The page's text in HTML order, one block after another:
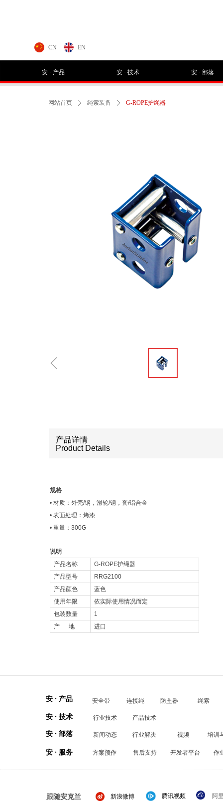
安 · 产品 安 · 技术 安 · 部落
CN EN
网站首页 ꄲ 绳索装备 ꄲ G-ROPE护绳器
ꁆ
规格
• 材质：外壳/钢，滑轮/钢，套/铝合金
• 表面处理：烤漆
• 重量：300G
说明
产品名称
G-ROPE护绳器
产品型号
RRG2100
产品颜色
蓝色
使用年限
依实际使用情况而定
包装数量
1
产 地
进口
产品详情
​​​​​​​Product Details
安全带 连接绳 防坠器 绳索
跟随安克兰 新浪微博 腾讯视频 阿
安 · 产品
安 · 技术
方案预作 售后支持 开发者平台 作
安 · 部落 新闻动态 行业解决 视频 培训
安 · 服务
行业技术 产品技术